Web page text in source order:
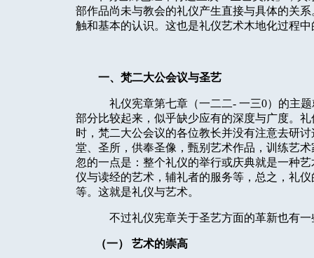
部作品尚未与教会的礼仪产生直接与具体的关
触和基本的认识。这也是礼仪艺术木地化过程
一、梵二大公会议与圣艺
礼仪宪章第七章（一二二- 一三0）的主
部分比较起来，似乎缺少应有的深度与广度。
时，梵二大公会议的各位教长并没有注意去研
堂、圣所，供奉圣像，甄别艺术作品，训练艺
忽的一点是：整个礼仪的举行或庆典就是一种
仪与读经的艺术，辅礼者的服务等，总之，礼
等。这就是礼仪与艺术。
不过礼仪宪章关于圣艺方面的革新也有
（一） 艺术的崇高